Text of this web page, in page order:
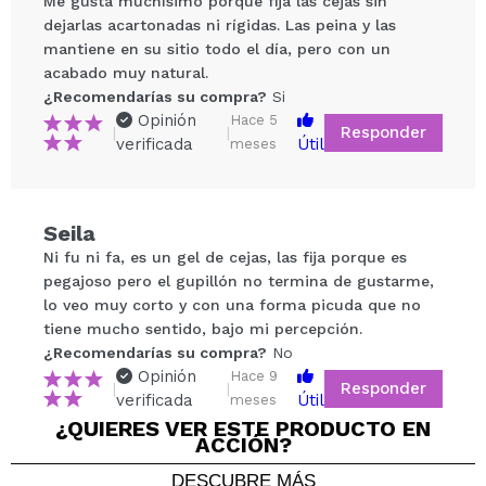
eficazmente en la piel, promoviendo la síntesis de
colágeno y elastina, y protegiendo contra los
radicales libres causados por los rayos UV.
Agua de Té Verde: Rico en flavonoides y vitaminas
(A, C, E, K y B), este ingrediente potencia la
elasticidad de la piel y aumenta el contenido de
cuidadas y definidas, con un aspecto natural y sin
complicaciones.
Cruelty free.
¿Recomendarías su compra? Si No
5/5
ENVIAR
dejarlas acartonadas ni rígidas. Las peina y las
mantiene en su sitio todo el día, pero con un
acabado muy natural.
¿Recomendarías su compra? Si
|
Opinión
verificada
|
Hace 5
meses
Útil
Responder
Seila
Ni fu ni fa, es un gel de cejas, las fija porque es
pegajoso pero el gupillón no termina de gustarme,
lo veo muy corto y con una forma picuda que no
tiene mucho sentido, bajo mi percepción.
¿Recomendarías su compra? No
|
Opinión
verificada
|
Hace 9
meses
Útil
Responder
¿QUIERES VER ESTE PRODUCTO EN
ACCIÓN?
DESCUBRE MÁS